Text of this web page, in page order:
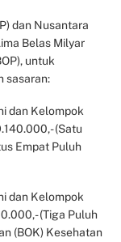
dan Nusantara
Belas Milyar
untuk
sasaran:
dan Kelompok
(Satu
Empat Puluh
dan Kelompok
(Tiga Puluh
(BOK) Kesehatan